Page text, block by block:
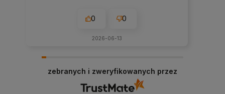
0 0
2026-06-13
zebranych i zweryfikowanych przez